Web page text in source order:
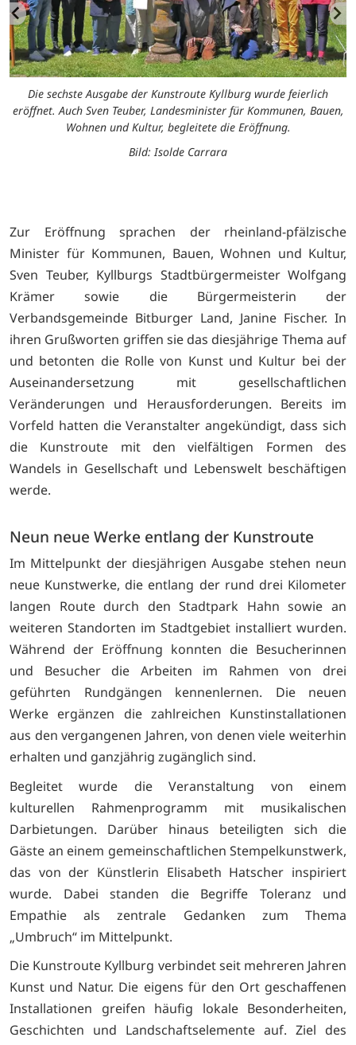
Die sechste Ausgabe der Kunstroute Kyllburg wurde feierlich
eröffnet. Auch Sven Teuber, Landesminister für Kommunen, Bauen,
Wohnen und Kultur, begleitete die Eröffnung.
Bild: Isolde Carrara
Zur Eröffnung sprachen der rheinland-pfälzische
Minister für Kommunen, Bauen, Wohnen und Kultur,
Sven Teuber, Kyllburgs Stadtbürgermeister Wolfgang
Krämer sowie die Bürgermeisterin der
Verbandsgemeinde Bitburger Land, Janine Fischer. In
ihren Grußworten griffen sie das diesjährige Thema auf
und betonten die Rolle von Kunst und Kultur bei der
Auseinandersetzung mit gesellschaftlichen
Veränderungen und Herausforderungen. Bereits im
Vorfeld hatten die Veranstalter angekündigt, dass sich
die Kunstroute mit den vielfältigen Formen des
Wandels in Gesellschaft und Lebenswelt beschäftigen
werde.
Neun neue Werke entlang der Kunstroute
Im Mittelpunkt der diesjährigen Ausgabe stehen neun
neue Kunstwerke, die entlang der rund drei Kilometer
langen Route durch den Stadtpark Hahn sowie an
weiteren Standorten im Stadtgebiet installiert wurden.
Während der Eröffnung konnten die Besucherinnen
und Besucher die Arbeiten im Rahmen von drei
geführten Rundgängen kennenlernen. Die neuen
Werke ergänzen die zahlreichen Kunstinstallationen
aus den vergangenen Jahren, von denen viele weiterhin
erhalten und ganzjährig zugänglich sind.
Begleitet wurde die Veranstaltung von einem
kulturellen Rahmenprogramm mit musikalischen
Darbietungen. Darüber hinaus beteiligten sich die
Gäste an einem gemeinschaftlichen Stempelkunstwerk,
das von der Künstlerin Elisabeth Hatscher inspiriert
wurde. Dabei standen die Begriffe Toleranz und
Empathie als zentrale Gedanken zum Thema
„Umbruch“ im Mittelpunkt.
Die Kunstroute Kyllburg verbindet seit mehreren Jahren
Kunst und Natur. Die eigens für den Ort geschaffenen
Installationen greifen häufig lokale Besonderheiten,
Geschichten und Landschaftselemente auf. Ziel des